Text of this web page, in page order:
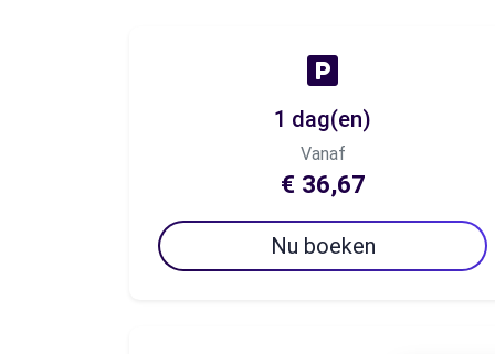
1 dag(en)
Vanaf
€ 36,67
Nu boeken